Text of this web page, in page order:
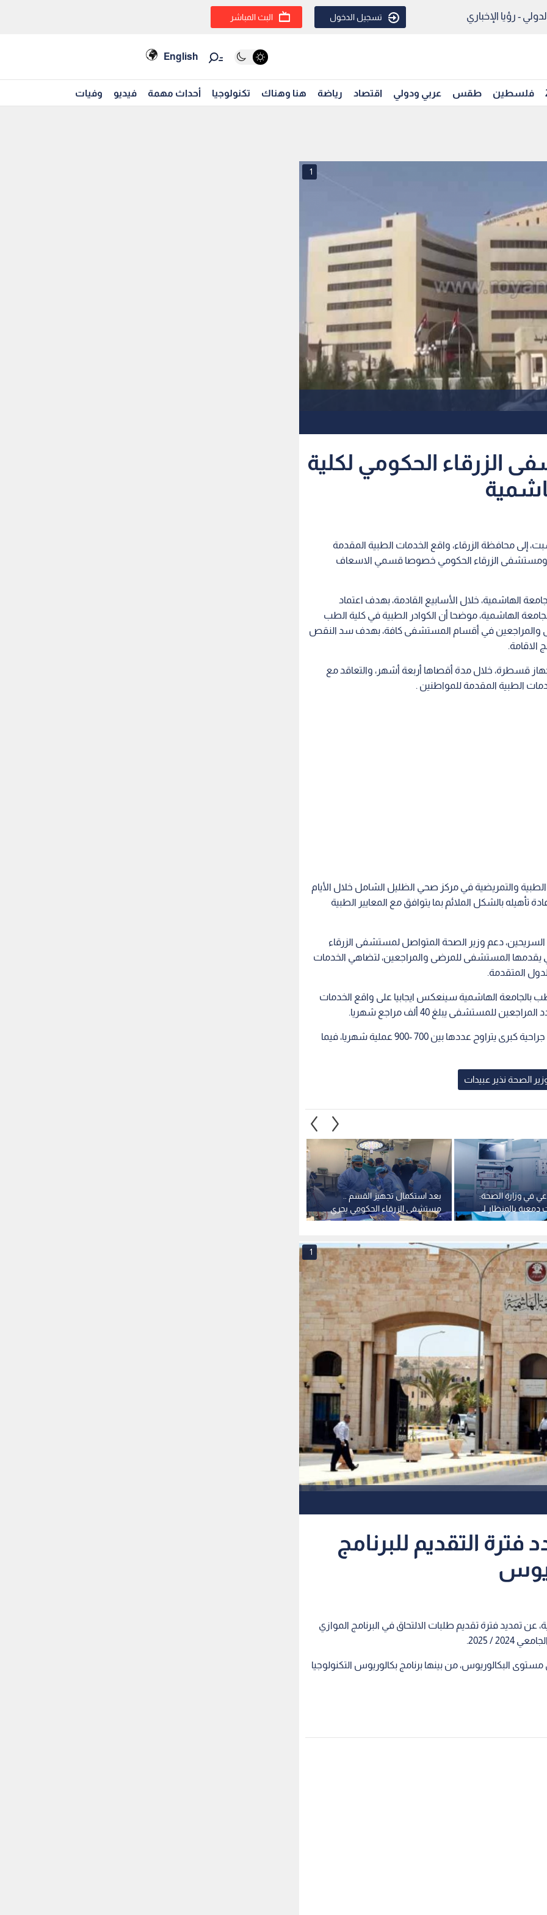
- رؤيا الإخباري تسجيل الدخول البث المباشر
English
فلسطين طقس عربي ودولي اقتصاد رياضة هنا وهناك تكنولوجيا أحداث مهمة فيديو وفيات
1
الزرقاء الحكومي لكلية
إلى محافظة الزرقاء، واقع الخدمات الطبية المقدمة
الزرقاء الحكومي خصوصا قسمي الاسعاف
الهاشمية، خلال الأسابيع القادمة، بهدف اعتماد
الهاشمية، موضحا أن الكوادر الطبية في كلية الطب
والمراجعين في أقسام المستشفى كافة، بهدف سد النقص
قسطرة، خلال مدة أقصاها أربعة أشهر، والتعاقد مع
الطبية المقدمة للمواطنين .
الطبية والتمريضية في مركز صحي الظليل الشامل خلال الأيام
تأهيله بالشكل الملائم بما يتوافق مع المعايير الطبية
دعم وزير الصحة المتواصل لمستشفى الزرقاء
يقدمها المستشفى للمرضى والمراجعين، لتضاهي الخدمات
المتقدمة.
بالجامعة الهاشمية سينعكس ايجابيا على واقع الخدمات
للمستشفى يبلغ 40 ألف مراجع شهريا.
وبين الدكتور السريحين أن المستشفى يجري عمليات جراحية كبرى يتراوح عددها بين 700 -900 عملية شهريا، فيما
الصحة نذير عبيدات
بعد استكمال تجهيز القسم ..
مستشفى الزرقاء الحكومي يجري
أول عملية قلب مفتوح بنجاح
في وزارة الصحة:
دمعية بالمنظار لـ
1
التقديم للبرنامج
تمديد فترة تقديم طلبات الالتحاق في البرنامج الموازي
/ 2025.
56 برنامجا أكاديميا على مستوى البكالوريوس، من بينها برنامج بكالوريوس التكنولوجيا